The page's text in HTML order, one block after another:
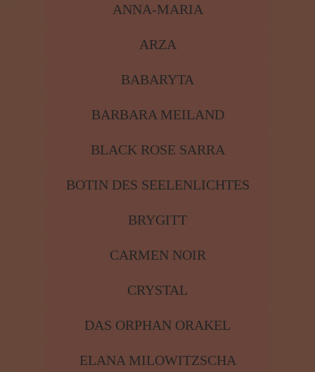
ANNA-MARIA
ARZA
BABARYTA
BARBARA MEILAND
BLACK ROSE SARRA
BOTIN DES SEELENLICHTES
BRYGITT
CARMEN NOIR
CRYSTAL
DAS ORPHAN ORAKEL
ELANA MILOWITZSCHA